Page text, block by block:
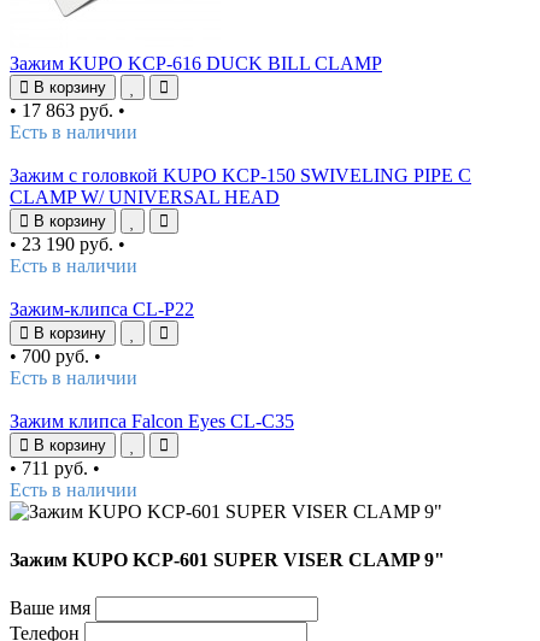
Зажим KUPO KCP-616 DUCK BILL CLAMP
В корзину
• 17 863 руб. •
Есть в наличии
Зажим с головкой KUPO KCP-150 SWIVELING PIPE C
CLAMP W/ UNIVERSAL HEAD
В корзину
• 23 190 руб. •
Есть в наличии
Зажим-клипса CL-P22
В корзину
• 700 руб. •
Есть в наличии
Зажим клипса Falcon Eyes CL-C35
В корзину
• 711 руб. •
Есть в наличии
Зажим KUPO KCP-601 SUPER VISER CLAMP 9"
Ваше имя
Телефон